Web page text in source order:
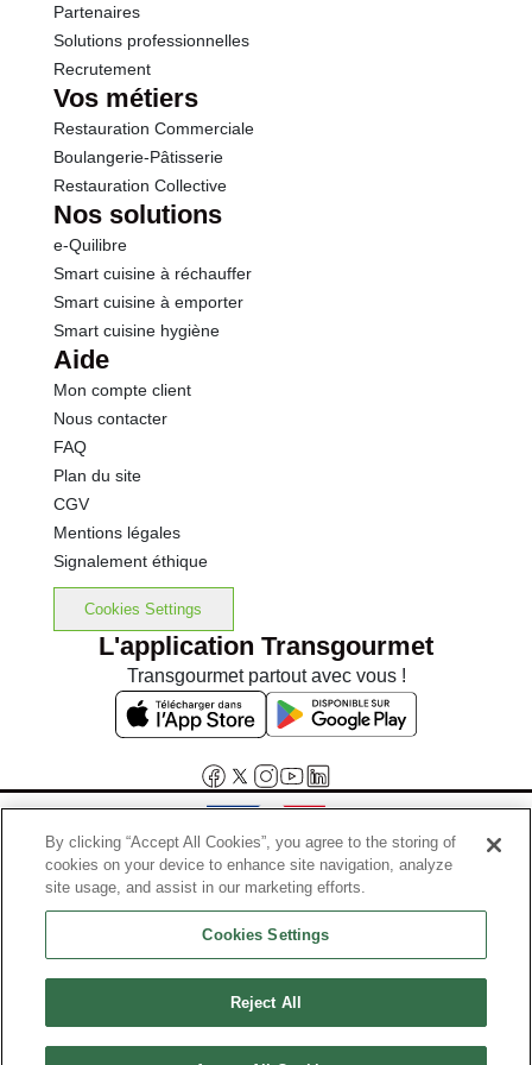
Partenaires
Solutions professionnelles
Recrutement
Vos métiers
Restauration Commerciale
Boulangerie-Pâtisserie
Restauration Collective
Nos solutions
e-Quilibre
Smart cuisine à réchauffer
Smart cuisine à emporter
Smart cuisine hygiène
Aide
Mon compte client
Nous contacter
FAQ
Plan du site
CGV
Mentions légales
Signalement éthique
Cookies Settings
L'application Transgourmet
Transgourmet partout avec vous !
Interdiction de vente de boissons alcooliques aux mineurs de
moins de 18 ans
La preuve de majorité de l'acheteur est exigée au moment de la vente
Code de la santé publique, Aar.l.3342-1 et l.3353-3
By clicking “Accept All Cookies”, you agree to the storing of
cookies on your device to enhance site navigation, analyze
site usage, and assist in our marketing efforts.
Cookies Settings
Reject All